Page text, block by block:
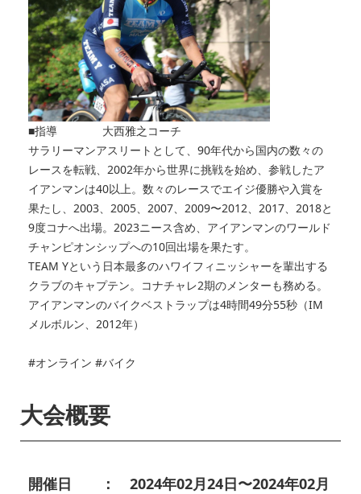
■指導 大西雅之コーチ
サラリーマンアスリートとして、90年代から国内の数々の
レースを転戦、2002年から世界に挑戦を始め、参戦したア
イアンマンは40以上。数々のレースでエイジ優勝や入賞を
果たし、2003、2005、2007、2009〜2012、2017、2018と
9度コナへ出場。2023ニース含め、アイアンマンのワールド
チャンピオンシップへの10回出場を果たす。
TEAM Yという日本最多のハワイフィニッシャーを輩出する
クラブのキャプテン。コナチャレ2期のメンターも務める。
アイアンマンのバイクベストラップは4時間49分55秒（IM
メルボルン、2012年）
#オンライン #バイク
大会概要
開催日 ： 2024年02月24日〜2024年02月